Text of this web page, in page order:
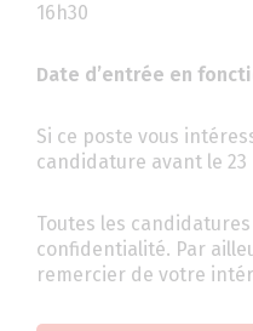
16h30
Date d’entrée en
Si ce poste vous
candidature avant le 23
Toutes les
confidentialité. Par
remercier de votre